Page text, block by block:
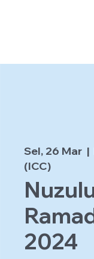
Sel, 26 Mar
  |
(ICC)
2024